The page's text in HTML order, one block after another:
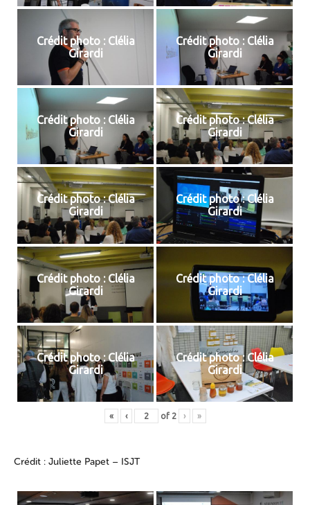
Crédit photo : Clélia
Girardi
Crédit photo : Clélia
Girardi
Crédit photo : Clélia
Girardi
Crédit photo : Clélia
Girardi
Crédit photo : Clélia
Girardi
Crédit photo : Clélia
Girardi
Crédit photo : Clélia
Girardi
Crédit photo : Clélia
Girardi
Crédit photo : Clélia
Girardi
Crédit photo : Clélia
Girardi
« ‹ of 2 › »
Crédit : Juliette Papet – ISJT